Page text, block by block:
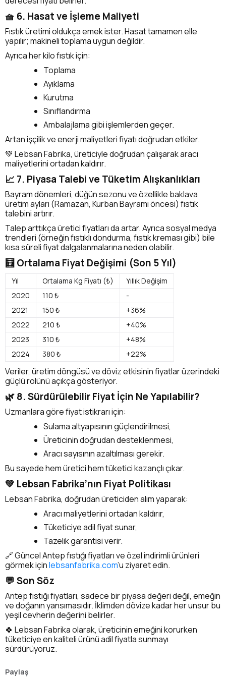
Paylaş
🧺 6. Hasat ve İşleme Maliyeti
Fıstık üretimi oldukça emek ister. Hasat tamamen elle
yapılır; makineli toplama uygun değildir.
Ayrıca her kilo fıstık için:
Toplama
Ayıklama
Kurutma
Sınıflandırma
Ambalajlama gibi işlemlerden geçer.
Artan işçilik ve enerji maliyetleri fiyatı doğrudan etkiler.
💚 Lebsan Fabrika, üreticiyle doğrudan çalışarak aracı
maliyetlerini ortadan kaldırır.
📈 7. Piyasa Talebi ve Tüketim Alışkanlıkları
Bayram dönemleri, düğün sezonu ve özellikle baklava
üretim ayları (Ramazan, Kurban Bayramı öncesi) fıstık
talebini artırır.
Talep arttıkça üretici fiyatları da artar. Ayrıca sosyal medya
trendleri (örneğin fıstıklı dondurma, fıstık kreması gibi) bile
kısa süreli fiyat dalgalanmalarına neden olabilir.
🧮 Ortalama Fiyat Değişimi (Son 5 Yıl)
Yıl Ortalama Kg Fiyatı (₺)
Yıllık Değişim
2020
110 ₺
-
2021
150 ₺
+36%
2022
210 ₺
+40%
2023
310 ₺
+48%
2024
380 ₺ +22%
Veriler, üretim döngüsü ve döviz etkisinin fiyatlar üzerindeki
güçlü rolünü açıkça gösteriyor.
🌿 8. Sürdürülebilir Fiyat İçin Ne Yapılabilir?
Uzmanlara göre fiyat istikrarı için:
Sulama altyapısının güçlendirilmesi,
Üreticinin doğrudan desteklenmesi,
Aracı sayısının azaltılması gerekir.
Bu sayede hem üretici hem tüketici kazançlı çıkar.
💚 Lebsan Fabrika’nın Fiyat Politikası
Lebsan Fabrika, doğrudan üreticiden alım yaparak:
Aracı maliyetlerini ortadan kaldırır,
Tüketiciye adil fiyat sunar,
Tazelik garantisi verir.
🔗 Güncel Antep fıstığı fiyatları ve özel indirimli ürünleri
görmek içinlebsanfabrika.com’u ziyaret edin.
💬 Son Söz
Antep fıstığı fiyatları, sadece bir piyasa değeri değil, emeğin
ve doğanın yansımasıdır. İklimden dövize kadar her unsur bu
yeşil cevherin değerini belirler.
🍀 Lebsan Fabrika olarak, üreticinin emeğini korurken
tüketiciye en kaliteli ürünü adil fiyatla sunmayı
sürdürüyoruz.